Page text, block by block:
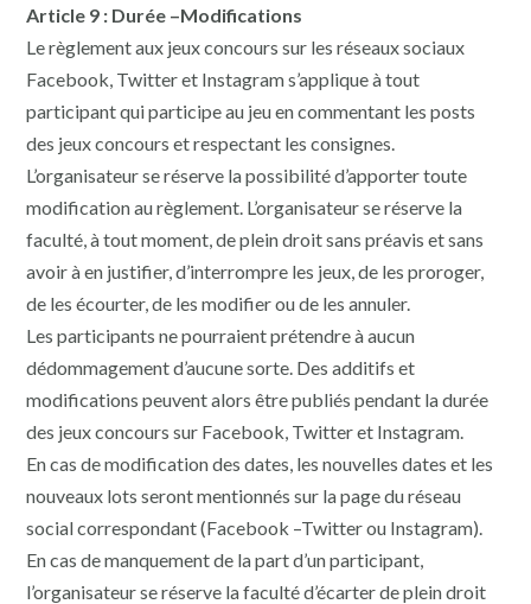
Article 9 : Durée –Modifications
Le règlement aux jeux concours sur les réseaux sociaux
Facebook, Twitter et Instagram s’applique à tout
participant qui participe au jeu en commentant les posts
des jeux concours et respectant les consignes.
L’organisateur se réserve la possibilité d’apporter toute
modification au règlement. L’organisateur se réserve la
faculté, à tout moment, de plein droit sans préavis et sans
avoir à en justifier, d’interrompre les jeux, de les proroger,
de les écourter, de les modifier ou de les annuler.
Les participants ne pourraient prétendre à aucun
dédommagement d’aucune sorte. Des additifs et
modifications peuvent alors être publiés pendant la durée
des jeux concours sur Facebook, Twitter et Instagram.
En cas de modification des dates, les nouvelles dates et les
nouveaux lots seront mentionnés sur la page du réseau
social correspondant (Facebook –Twitter ou Instagram).
En cas de manquement de la part d’un participant,
l’organisateur se réserve la faculté d’écarter de plein droit